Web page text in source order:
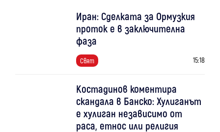
Иран: Сделката за Ормузкия
проток е в заключителна
фаза
Свят 15:18
Костадинов коментира
скандала в Банско: Хулиганът
е хулиган независимо от
раса, етнос или религия